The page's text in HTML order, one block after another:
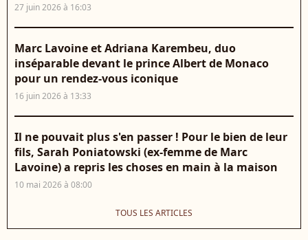
27 juin 2026 à 16:03
Marc Lavoine et Adriana Karembeu, duo
inséparable devant le prince Albert de Monaco
pour un rendez-vous iconique
16 juin 2026 à 13:33
Il ne pouvait plus s'en passer ! Pour le bien de leur
fils, Sarah Poniatowski (ex-femme de Marc
Lavoine) a repris les choses en main à la maison
10 mai 2026 à 08:00
TOUS LES ARTICLES